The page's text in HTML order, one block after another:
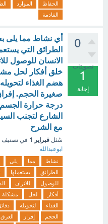
الحفاظ
الموارد
القادمة
0
تصويتات
1
إجابة
أي نشاط مما يلى
الطرائق التي
الانسان للوصول
خلق أفكار لحل
هضم الغذاء
صغيرة الحجم.
درجة حرارة
الشارع لتجنب
مع الشرح
سُئل فبراير 1 في تصنيف
ابوعبدالله
نشاط مما يلى
الطرائق
يستعملها
للوصول
للاتزان
أفكار
لحل مشكلة
الغذاء
لتحويله
الحجم
إفراز العرق